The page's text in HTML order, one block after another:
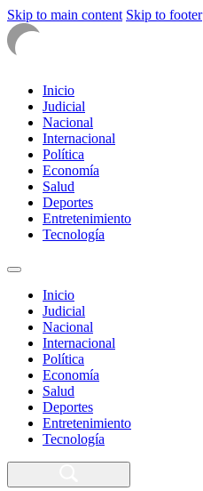
Skip to main content Skip to footer
Inicio
Judicial
Nacional
Internacional
Política
Economía
Salud
Deportes
Entretenimiento
Tecnología
Inicio
Judicial
Nacional
Internacional
Política
Economía
Salud
Deportes
Entretenimiento
Tecnología